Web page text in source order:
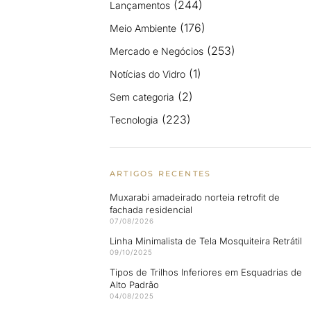
Lançamentos (244)
Meio Ambiente (176)
Mercado e Negócios (253)
Notícias do Vidro (1)
Sem categoria (2)
Tecnologia (223)
ARTIGOS RECENTES
Muxarabi amadeirado norteia retrofit de
fachada residencial
07/08/2026
Linha Minimalista de Tela Mosquiteira Retrátil
09/10/2025
Tipos de Trilhos Inferiores em Esquadrias de
Alto Padrão
04/08/2025